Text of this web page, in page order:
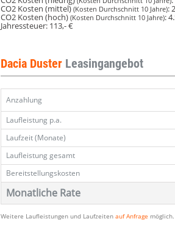
CO2 Kosten (mittel)(Kosten Durchschnitt 10 Jahre):
CO2 Kosten (hoch)(Kosten Durchschnitt 10 Jahre):
Jahressteuer: 113,- €
Dacia Duster Leasingangebot
Anzahlung
Laufleistung p.a.
Laufzeit (Monate)
Laufleistung gesamt
Bereitstellungskosten
Monatliche Rate
Weitere Laufleistungen und Laufzeitenauf Anfrage möglich.